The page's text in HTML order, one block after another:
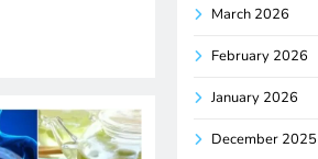
March 2026
February 2026
January 2026
December 2025